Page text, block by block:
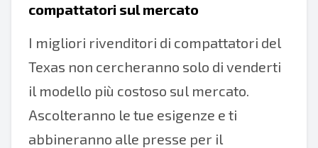
compattatori sul mercato
I migliori rivenditori di compattatori del
Texas non cercheranno solo di venderti
il modello più costoso sul mercato.
Ascolteranno le tue esigenze e ti
abbineranno alle presse per il